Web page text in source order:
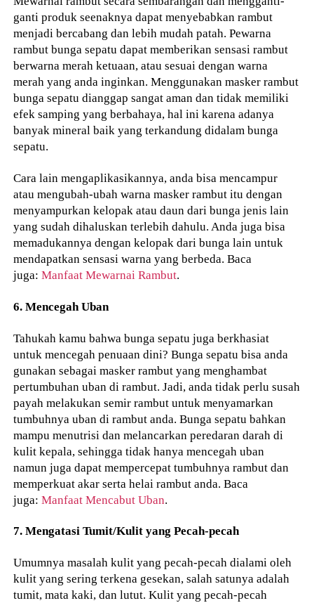
ganti produk seenaknya dapat menyebabkan rambut
menjadi bercabang dan lebih mudah patah. Pewarna
rambut bunga sepatu dapat memberikan sensasi rambut
berwarna merah ketuaan, atau sesuai dengan warna
merah yang anda inginkan. Menggunakan masker rambut
bunga sepatu dianggap sangat aman dan tidak memiliki
efek samping yang berbahaya, hal ini karena adanya
banyak mineral baik yang terkandung didalam bunga
sepatu.
Cara lain mengaplikasikannya, anda bisa mencampur
atau mengubah-ubah warna masker rambut itu dengan
menyampurkan kelopak atau daun dari bunga jenis lain
yang sudah dihaluskan terlebih dahulu. Anda juga bisa
memadukannya dengan kelopak dari bunga lain untuk
mendapatkan sensasi warna yang berbeda. Baca
juga:Manfaat Mewarnai Rambut.
6. Mencegah Uban
Tahukah kamu bahwa bunga sepatu juga berkhasiat
untuk mencegah penuaan dini? Bunga sepatu bisa anda
gunakan sebagai masker rambut yang menghambat
pertumbuhan uban di rambut. Jadi, anda tidak perlu susah
payah melakukan semir rambut untuk menyamarkan
tumbuhnya uban di rambut anda. Bunga sepatu bahkan
mampu menutrisi dan melancarkan peredaran darah di
kulit kepala, sehingga tidak hanya mencegah uban
namun juga dapat mempercepat tumbuhnya rambut dan
memperkuat akar serta helai rambut anda. Baca
juga:Manfaat Mencabut Uban.
7. Mengatasi Tumit/Kulit yang Pecah-pecah
Umumnya masalah kulit yang pecah-pecah dialami oleh
kulit yang sering terkena gesekan, salah satunya adalah
tumit, mata kaki, dan lutut. Kulit yang pecah-pecah